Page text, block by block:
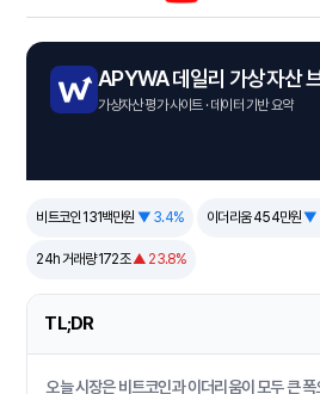
APYWA 데일리 가상자산
가상자산 평가 사이트 · 데이터 기반 요약
비트코인 131백만원 ▼ 3.4% 이더리움 454만원▼
24h 거래량 172조▲ 23.8%
TL;DR
오늘 시장은 비트코인과 이더리움이 모두 큰